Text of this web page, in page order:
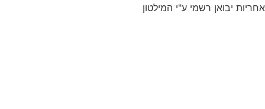
אחריות יבואן רשמי ע"י המילטון